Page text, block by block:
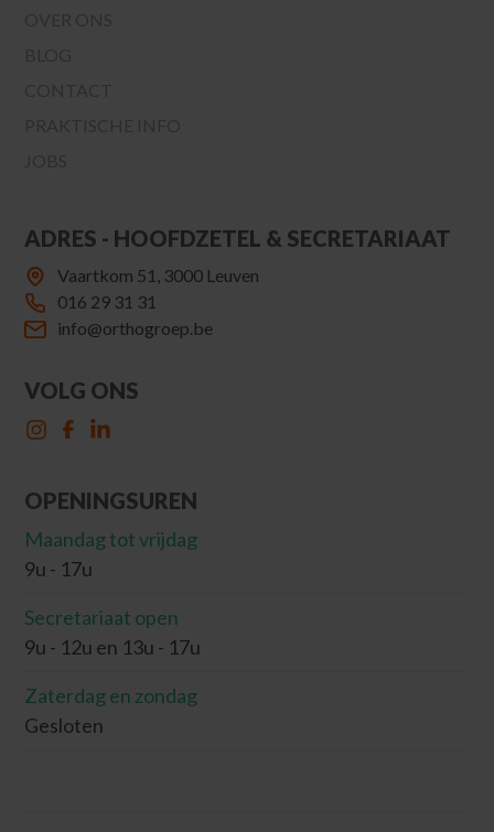
ADRES - HOOFDZETEL & SECRETARIAAT
Vaartkom 51, 3000 Leuven
016 29 31 31
info@orthogroep.be
VOLG ONS
OPENINGSUREN
Maandag tot vrijdag
9u - 17u
Secretariaat open
9u - 12u en 13u - 17u
Zaterdag en zondag
Gesloten